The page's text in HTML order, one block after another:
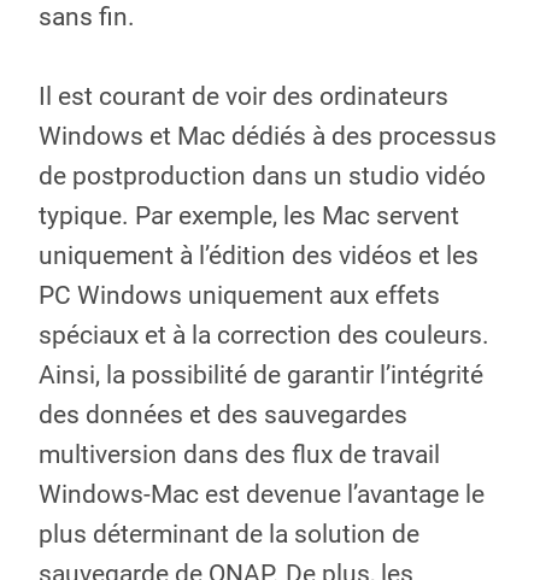
sans fin.
Il est courant de voir des ordinateurs
Windows et Mac dédiés à des processus
de postproduction dans un studio vidéo
typique. Par exemple, les Mac servent
uniquement à l’édition des vidéos et les
PC Windows uniquement aux effets
spéciaux et à la correction des couleurs.
Ainsi, la possibilité de garantir l’intégrité
des données et des sauvegardes
multiversion dans des flux de travail
Windows-Mac est devenue l’avantage le
plus déterminant de la solution de
sauvegarde de QNAP. De plus, les